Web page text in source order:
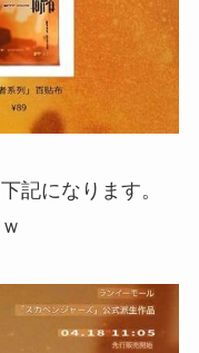
になります。